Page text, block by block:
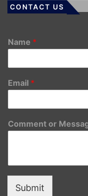
CONTACT US
Name *
Email *
Comment or
Submit